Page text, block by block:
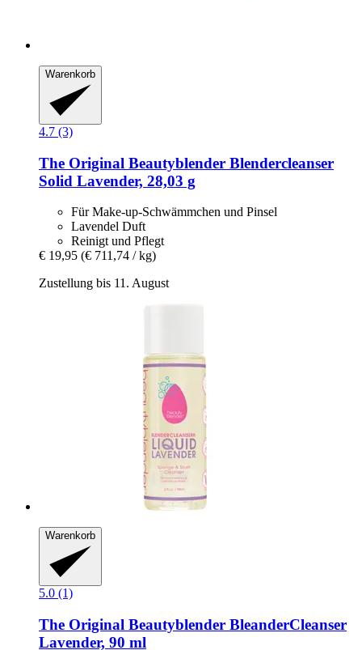
Warenkorb
4.7 (3)
The Original Beautyblender Blendercleanser
Solid Lavender, 28,03 g
Für Make-up-Schwämmchen und Pinsel
Lavendel Duft
Reinigt und Pflegt
€ 19,95 (€ 711,74 / kg)
Zustellung bis 11. August
Warenkorb
5.0 (1)
The Original Beautyblender BleanderCleanser
Lavender, 90 ml